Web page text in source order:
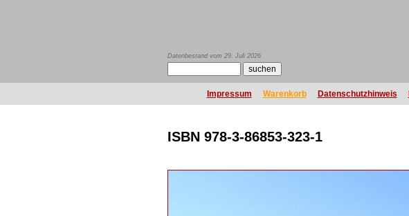
Datenbestand vom 29. Juli 2026
Impressum Warenkorb Datenschutzhinweis
ISBN 978-3-86853-323-1